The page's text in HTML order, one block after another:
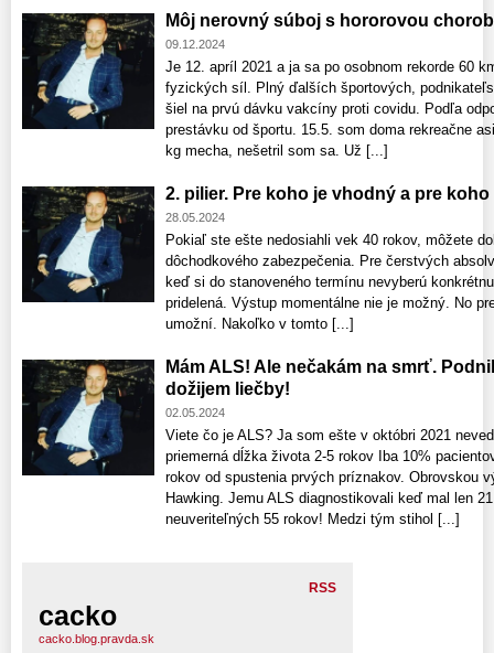
Môj nerovný súboj s hororovou
09.12.2024
Je 12. apríl 2021 a ja sa po osobnom rekorde 60
fyzických síl. Plný ďalších športových,
šiel na prvú dávku vakcíny proti covidu. Podľa
prestávku od športu. 15.5. som doma rekreačne
kg mecha, nešetril som sa. Už [...]
2. pilier. Pre koho je vhodný a pre
28.05.2024
Pokiaľ ste ešte nedosiahli vek 40 rokov, môžete
dôchodkového zabezpečenia. Pre čerstvých
keď si do stanoveného termínu nevyberú
pridelená. Výstup momentálne nie je možný. No
umožní. Nakoľko v tomto [...]
Mám ALS! Ale nečakám na smrť.
dožijem liečby!
02.05.2024
Viete čo je ALS? Ja som ešte v októbri 2021
priemerná dĺžka života 2-5 rokov Iba 10%
rokov od spustenia prvých príznakov. Obrovskou
Hawking. Jemu ALS diagnostikovali keď mal len
neuveriteľných 55 rokov! Medzi tým stihol [...]
RSS
cacko
cacko.blog.pravda.sk